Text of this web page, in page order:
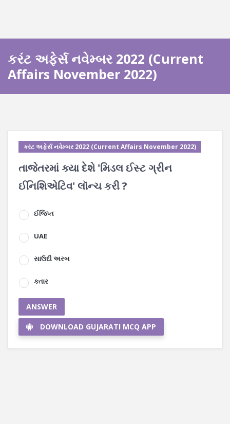
કરંટ અફેર્સ નવેમ્બર 2022 (Current
Affairs November 2022)
કરંટ અફેર્સ નવેમ્બર 2022 (Current Affairs November 2022)
તાજેતરમાં ક્યા દેશે 'મિડલ ઈસ્ટ ગ્રીન
ઈનિશિએટિવ' લૉન્ચ કરી ?
ઈજિપ્ત
UAE
સાઉદી અરબ
કતાર
ANSWER
DOWNLOAD GUJARATI MCQ APP